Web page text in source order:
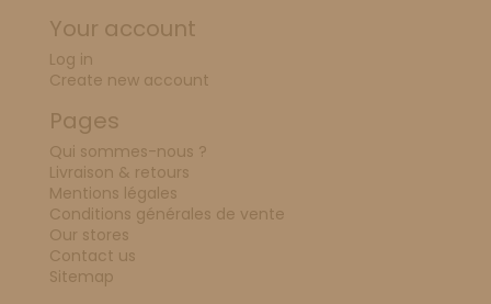
Your account
Log in
Create new account
Pages
Qui sommes-nous ?
Livraison & retours
Mentions légales
Conditions générales de vente
Our stores
Contact us
Sitemap